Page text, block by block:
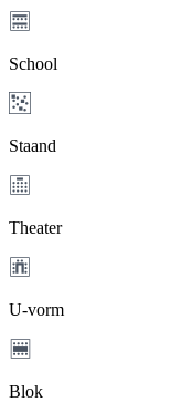
School
Staand
Theater
U-vorm
Blok